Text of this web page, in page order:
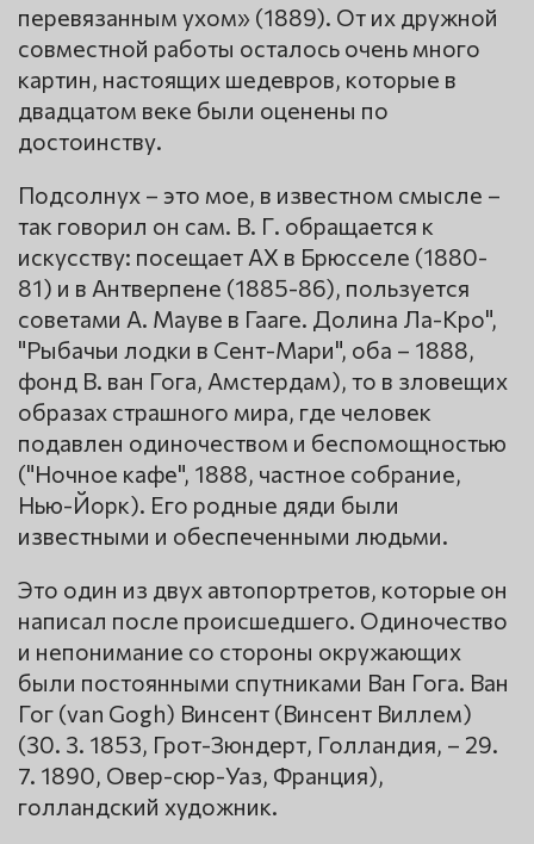
перевязанным ухом» (1889). От их дружной
совместной работы осталось очень много
картин, настоящих шедевров, которые в
двадцатом веке были оценены по
достоинству.
Подсолнух – это мое, в известном смысле –
так говорил он сам. В. Г. обращается к
искусству: посещает АХ в Брюсселе (1880-
81) и в Антверпене (1885-86), пользуется
советами А. Мауве в Гааге. Долина Ла-Кро",
"Рыбачьи лодки в Сент-Мари", оба – 1888,
фонд В. ван Гога, Амстердам), то в зловещих
образах страшного мира, где человек
подавлен одиночеством и беспомощностью
("Ночное кафе", 1888, частное собрание,
Нью-Йорк). Его родные дяди были
известными и обеспеченными людьми.
Это один из двух автопортретов, которые он
написал после происшедшего. Одиночество
и непонимание со стороны окружающих
были постоянными спутниками Ван Гога. Ван
Гог (van Gogh) Винсент (Винсент Виллем)
(30. 3. 1853, Грот-Зюндерт, Голландия, – 29.
7. 1890, Овер-сюр-Уаз, Франция),
голландский художник.